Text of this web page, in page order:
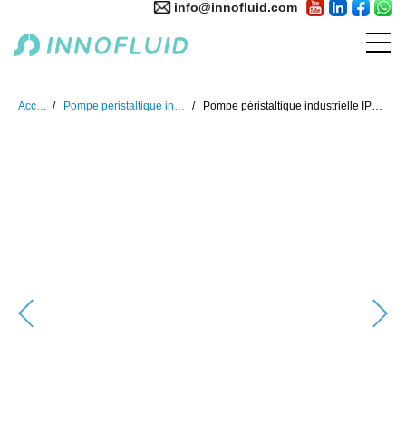
info@innofluid.com
Accueil Pompe péristaltique industrielle Pompe péristaltique industrielle IP66/IP67/IP68